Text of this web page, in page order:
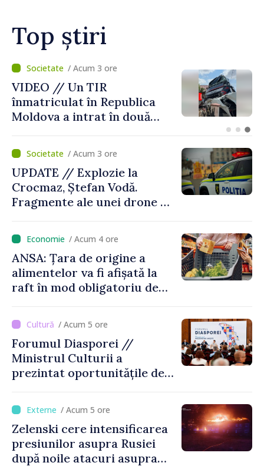
Top știri
/ Acum 2 ore
Zilele Diasporei // O poveste
despre Moldova spusă prin
culori: „Dincolo de prag”,
stabilită la Bruxelles
/ Acum 3 ore
UPDATE // Explozie la
Crocmaz, Ștefan Vodă.
Fragmente ale unei drone de
locului
/ Acum 4 ore
ANSA: Țara de origine a
alimentelor va fi afișată la
raft în mod obligatoriu de
riscă amenzi de zeci de mii
de lei de lei/ Acum 5 ore
Forumul Diasporei //
Ministrul Culturii a
prezintat oportunitățile de
culturale și mobilitatea
artiștilor/ Acum 5 ore
Zelenski cere intensificarea
presiunilor asupra Rusiei
după noile atacuri asupra